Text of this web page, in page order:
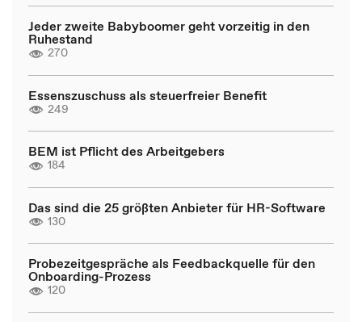
Jeder zweite Babyboomer geht vorzeitig in den
Ruhestand
270
Essenszuschuss als steuerfreier Benefit
249
BEM ist Pflicht des Arbeitgebers
184
Das sind die 25 größten Anbieter für HR-Software
130
Probezeitgespräche als Feedbackquelle für den
Onboarding-Prozess
120